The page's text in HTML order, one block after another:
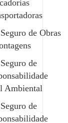
Seguro de Obras
Seguro de
Ambiental
Seguro de
acaso
vez